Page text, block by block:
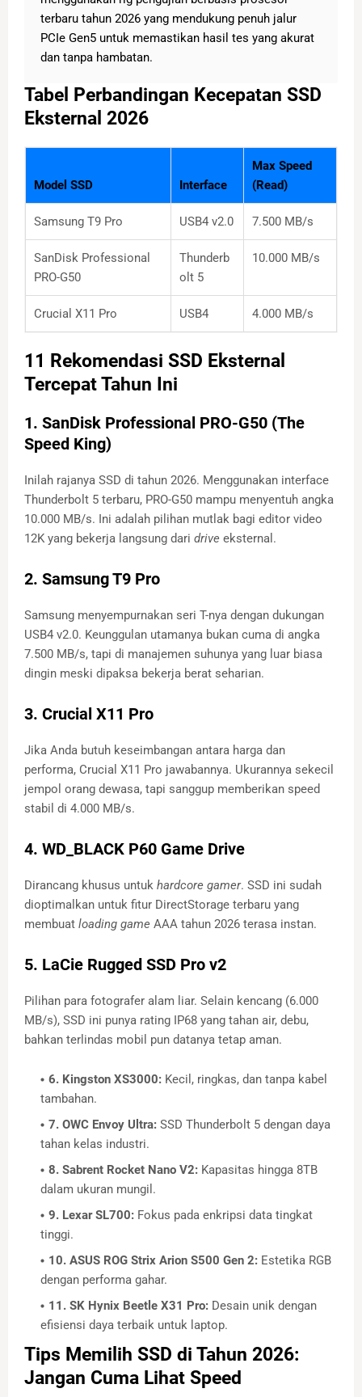
terbaru tahun 2026 yang mendukung penuh jalur
PCIe Gen5 untuk memastikan hasil tes yang akurat
dan tanpa hambatan.
Tabel Perbandingan Kecepatan SSD
Eksternal 2026
Model SSD Interface
Max Speed
(Read)
Samsung T9 Pro USB4 v2.0 7.500 MB/s
SanDisk Professional
PRO-G50
Thunderb
olt 5
10.000 MB/s
Crucial X11 Pro USB4 4.000 MB/s
11 Rekomendasi SSD Eksternal
Tercepat Tahun Ini
1. SanDisk Professional PRO-G50 (The
Speed King)
Inilah rajanya SSD di tahun 2026. Menggunakan interface
Thunderbolt 5 terbaru, PRO-G50 mampu menyentuh angka
10.000 MB/s. Ini adalah pilihan mutlak bagi editor video
12K yang bekerja langsung dari drive eksternal.
2. Samsung T9 Pro
Samsung menyempurnakan seri T-nya dengan dukungan
USB4 v2.0. Keunggulan utamanya bukan cuma di angka
7.500 MB/s, tapi di manajemen suhunya yang luar biasa
dingin meski dipaksa bekerja berat seharian.
3. Crucial X11 Pro
Jika Anda butuh keseimbangan antara harga dan
performa, Crucial X11 Pro jawabannya. Ukurannya sekecil
jempol orang dewasa, tapi sanggup memberikan speed
stabil di 4.000 MB/s.
4. WD_BLACK P60 Game Drive
Dirancang khusus untuk hardcore gamer. SSD ini sudah
dioptimalkan untuk fitur DirectStorage terbaru yang
membuat loading game AAA tahun 2026 terasa instan.
5. LaCie Rugged SSD Pro v2
Pilihan para fotografer alam liar. Selain kencang (6.000
MB/s), SSD ini punya rating IP68 yang tahan air, debu,
bahkan terlindas mobil pun datanya tetap aman.
6. Kingston XS3000: Kecil, ringkas, dan tanpa kabel
tambahan.
7. OWC Envoy Ultra: SSD Thunderbolt 5 dengan daya
tahan kelas industri.
8. Sabrent Rocket Nano V2: Kapasitas hingga 8TB
dalam ukuran mungil.
9. Lexar SL700: Fokus pada enkripsi data tingkat
tinggi.
10. ASUS ROG Strix Arion S500 Gen 2: Estetika RGB
dengan performa gahar.
11. SK Hynix Beetle X31 Pro: Desain unik dengan
efisiensi daya terbaik untuk laptop.
Tips Memilih SSD di Tahun 2026:
Jangan Cuma Lihat Speed